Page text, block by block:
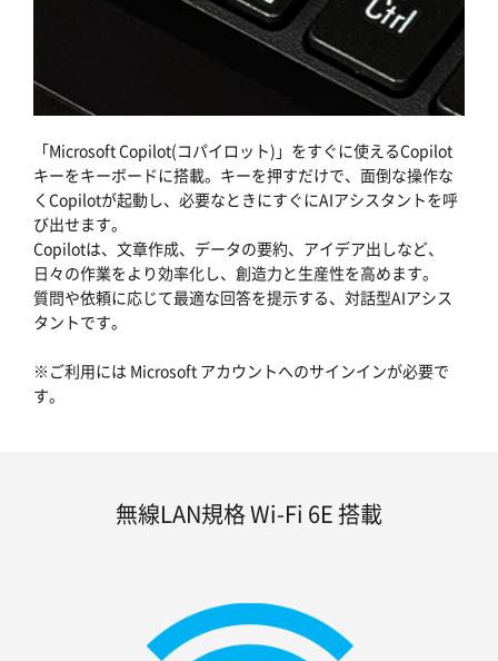
「Microsoft Copilot(コパイロット)」をすぐに使えるCopilot
キーをキーボードに搭載。キーを押すだけで、面倒な操作な
くCopilotが起動し、必要なときにすぐにAIアシスタントを呼
び出せます。
Copilotは、文章作成、データの要約、アイデア出しなど、
日々の作業をより効率化し、創造力と生産性を高めます。
質問や依頼に応じて最適な回答を提示する、対話型AIアシス
タントです。
※ご利用には Microsoft アカウントへのサインインが必要で
す。
無線LAN規格 Wi-Fi 6E 搭載